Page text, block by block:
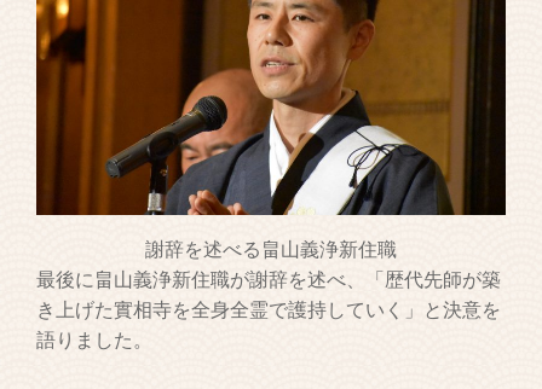
謝辞を述べる畠山義浄新住職
最後に畠山義浄新住職が謝辞を述べ、「歴代先師が築
き上げた實相寺を全身全霊で護持していく」と決意を
語りました。